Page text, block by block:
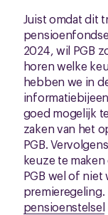
Juist omdat dit
2024, wil PGB
horen welke
hebben we in
goed mogelijk
zaken van het
PGB.
keuze te
PGB wel of niet
pensioenstelsel